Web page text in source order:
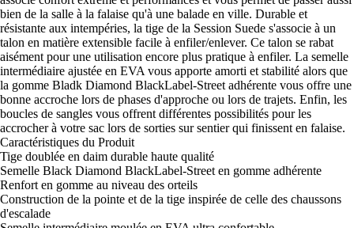
bien de la salle à la falaise qu'à une balade en ville. Durable et
résistante aux intempéries, la tige de la Session Suede s'associe à un
talon en matière extensible facile à enfiler/enlever. Ce talon se rabat
aisément pour une utilisation encore plus pratique à enfiler. La semelle
intermédiaire ajustée en EVA vous apporte amorti et stabilité alors que
la gomme Bladk Diamond BlackLabel-Street adhérente vous offre une
bonne accroche lors de phases d'approche ou lors de trajets. Enfin, les
boucles de sangles vous offrent différentes possibilités pour les
accrocher à votre sac lors de sorties sur sentier qui finissent en falaise.
Caractéristiques du Produit
Tige doublée en daim durable haute qualité
Semelle Black Diamond BlackLabel-Street en gomme adhérente
Renfort en gomme au niveau des orteils
Construction de la pointe et de la tige inspirée de celle des chaussons
d'escalade